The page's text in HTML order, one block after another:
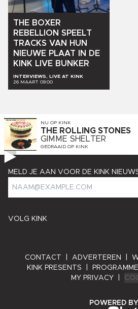
THE BOXER
REBELLION SPEELT
TRACKS VAN
HUN
NIEUWE PLAAT IN
DE
KINK LIVE BUNKER
INTERVIEWS, LIVE AT KINK
26 MAART 09:00
NU OP KINK
THE ROLLING STONES
GIMME SHELTER
GEDRAAID OP KINK
VOLG KINK
MELD JE AAN VOOR DE KINK
CONTACT ADVERTEREN
KINK PRESENTS
MY PRIVACY
POWERED BY